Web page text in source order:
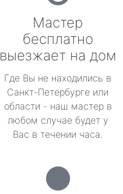
Мастер
бесплатно
выезжает на дом
Где Вы не находились в
Санкт-Петербурге или
области - наш мастер в
любом случае будет у
Вас в течении часа.